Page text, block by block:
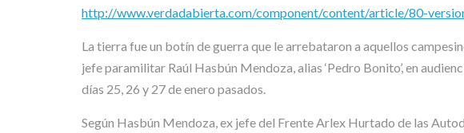
http://www.verdadabierta.com/component/content/article/80-
La tierra fue un botín de guerra que le arrebataron a aquellos
jefe paramilitar Raúl Hasbún Mendoza, alias ‘Pedro Bonito’, en
días 25, 26 y 27 de enero pasados.
Según Hasbún Mendoza, ex jefe del Frente Arlex Hurtado de las